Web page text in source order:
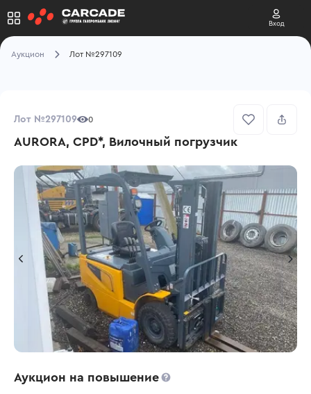
Вход
Аукцион Лот №297109
Лот №297109 0
AURORA, CPD*, Вилочный погрузчик
Аукцион на повышение